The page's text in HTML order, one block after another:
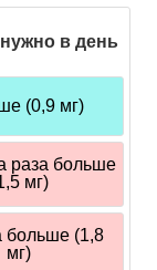
в день
(0,9 мг)
раза больше
мг)
больше (1,8
мг)